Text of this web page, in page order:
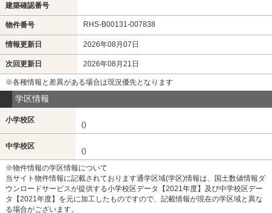
建築確認番号
物件番号 RHS-B00131-007838
情報更新日 2026年08月07日
次回更新日 2026年08月21日
※各種情報と差異がある場合は現況優先となります
学区情報
小学校区
()
中学校区
()
※物件情報の学区情報について
当サイト物件情報に記載されております通学区域(学区)情報は、国土数値情報ダ
ウンロードサービスが提供する小学校区データ【2021年度】及び中学校区デー
タ【2021年度】を元に加工したものですので、記載情報が現在の学区域と異な
る場合がございます。